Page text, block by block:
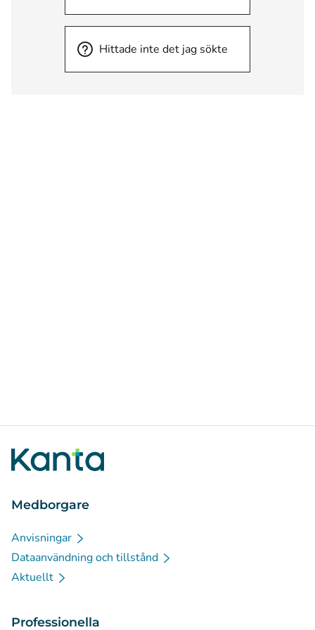
Hittade inte det jag sökte
Medborgare
Anvisningar
Dataanvändning och tillstånd
Aktuellt
Professionella